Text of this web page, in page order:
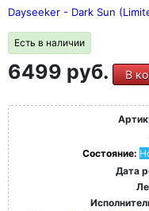
Dayseeker - Dark Sun
Есть в наличии
6499 руб. В
Состояние:
Дата